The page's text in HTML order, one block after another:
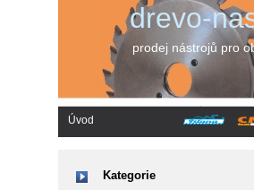
drevo-
prodej nástrojů pro
Úvod
Kategorie